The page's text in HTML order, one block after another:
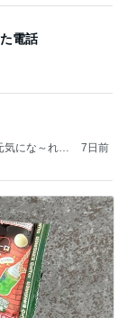
電話
気にな～れ」
7日前